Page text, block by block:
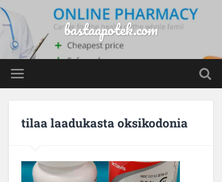
bastaapotek.com
tilaa laadukasta oksikodonia